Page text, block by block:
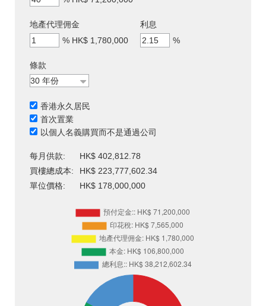
地產代理佣金
% HK$ 1,780,000
利息
%
條款
香港永久居民
首次置業
以個人名義購買而不是通過公司
每月供款:
HK$ 402,812.78
買樓總成本:
HK$ 223,777,602.34
單位價格:
HK$ 178,000,000